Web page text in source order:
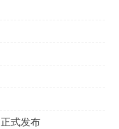
式发布